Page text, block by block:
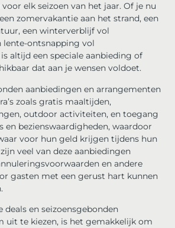
elk seizoen van het jaar. Of je nu
zomervakantie aan het strand, een
een winterverblijf vol
lente-ontsnapping vol
altijd een speciale aanbieding of
dat aan je wensen voldoet.
aanbiedingen en arrangementen
zoals gratis maaltijden,
outdoor activiteiten, en toegang
en bezienswaardigheden, waardoor
voor hun geld krijgen tijdens hun
veel van deze aanbiedingen
en andere
gasten met een gerust hart kunnen
deals en seizoensgebonden
uit te kiezen, is het gemakkelijk om